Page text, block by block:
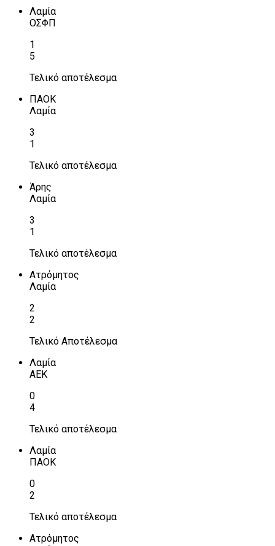
Λαμία
ΟΣΦΠ
1
5
Τελικό αποτέλεσμα
ΠΑΟΚ
Λαμία
3
1
Τελικό αποτέλεσμα
Άρης
Λαμία
3
1
Τελικό αποτέλεσμα
Ατρόμητος
Λαμία
2
2
Τελικό Αποτέλεσμα
Λαμία
ΑΕΚ
0
4
Τελικό αποτέλεσμα
Λαμία
ΠΑΟΚ
0
2
Τελικό αποτέλεσμα
Ατρόμητος